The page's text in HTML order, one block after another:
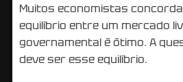
Muitos economistas
equilíbrio entre um mercado
governamental é ótimo. A
deve ser esse equilíbrio.